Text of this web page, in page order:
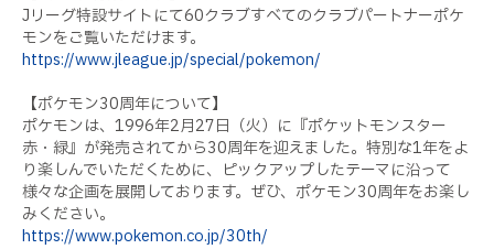
Jリーグ特設サイトにて60クラブすべてのクラブパートナーポケ
モンをご覧いただけます。
https://www.jleague.jp/special/pokemon/
【ポケモン30周年について】
ポケモンは、1996年2月27日（火）に『ポケットモンスター
赤・緑』が発売されてから30周年を迎えました。特別な1年をよ
り楽しんでいただくために、ピックアップしたテーマに沿って
様々な企画を展開しております。ぜひ、ポケモン30周年をお楽し
みください。
https://www.pokemon.co.jp/30th/